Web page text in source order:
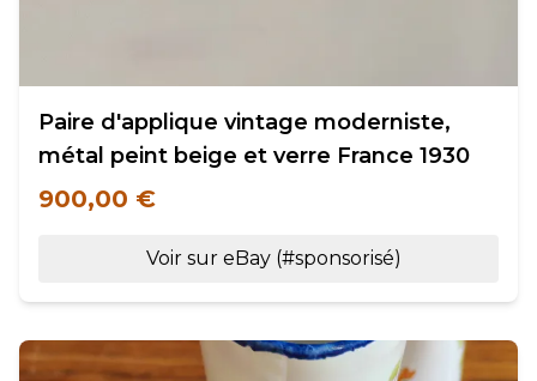
Paire d'applique vintage moderniste,
métal peint beige et verre France 1930
900,00 €
Voir sur eBay (#sponsorisé)